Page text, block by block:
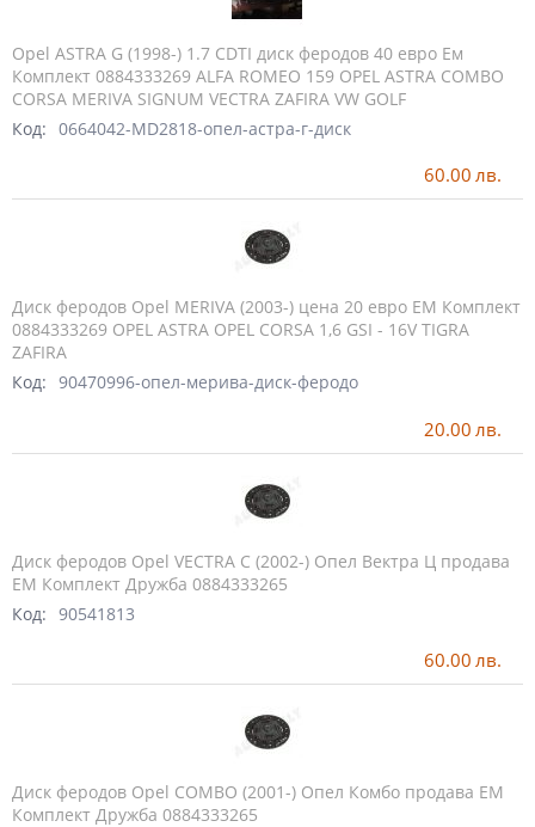
Opel ASTRA G (1998-) 1.7 CDTI диск феродов 40 евро Ем
Комплект 0884333269 ALFA ROMEO 159 OPEL ASTRA COMBO
CORSA MERIVA SIGNUM VECTRA ZAFIRA VW GOLF
Код: 0664042-MD2818-опел-астра-г-диск
60.00 лв.
Диск феродов Opel MERIVA (2003-) цена 20 евро ЕМ Комплект
0884333269 OPEL ASTRA OPEL CORSA 1,6 GSI - 16V TIGRA
ZAFIRA
Код: 90470996-опел-мерива-диск-феродо
20.00 лв.
Диск феродов Opel VECTRA C (2002-) Опел Вектра Ц продава
ЕМ Комплект Дружба 0884333265
Код: 90541813
60.00 лв.
Диск феродов Opel COMBO (2001-) Опел Комбо продава ЕМ
Комплект Дружба 0884333265